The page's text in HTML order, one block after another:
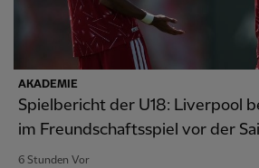
AKADEMIE
Spielbericht der U18: Liverpool
im Freundschaftsspiel vor der
6 Stunden Vor